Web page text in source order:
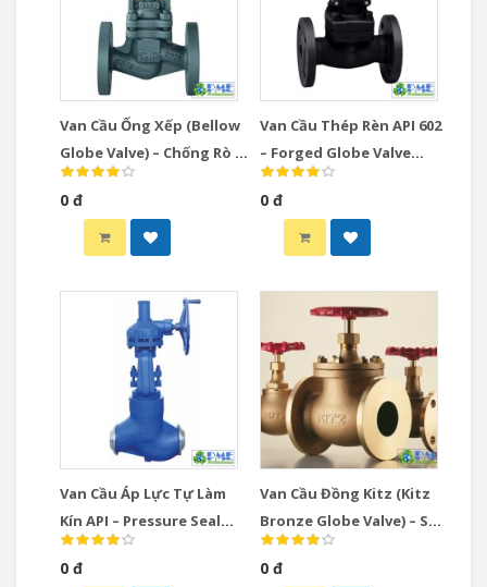
Van Cầu Ống Xếp (Bellow
Globe Valve) – Chống Rò Rỉ
Tuyệt Đối, Class 150–2500
0 đ
Van Cầu Thép Rèn API 602
– Forged Globe Valve
Class 150–2500, Size 1/2”–
2”
0 đ
Van Cầu Áp Lực Tự Làm
Kín API – Pressure Seal
Globe Valve Nối Hàn BW
0 đ
Van Cầu Đồng Kitz (Kitz
Bronze Globe Valve) – Sự
Lựa Chọn Hoàn Hảo Cho
Hệ Thống Cấp Thoát
0 đ